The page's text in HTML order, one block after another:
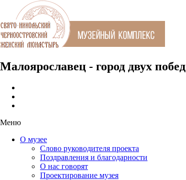
Малоярославец - город двух побед
Меню
О музее
Слово руководителя проекта
Поздравления и благодарности
О нас говорят
Проектирование музея